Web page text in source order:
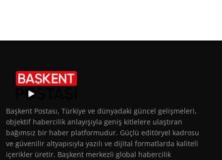
Başkent Postası, Türkiye ve dünyadaki güncel gelişmeleri,
objektif habercilik anlayışıyla geniş kitlelere ulaştıran
bağımsız bir haber platformudur. Güçlü editöryel kadrosu
ve güvenilir altyapısıyla yazılı ve dijital formatlarda kaliteli
içerikler üretir. Başkent merkezli global habercilik